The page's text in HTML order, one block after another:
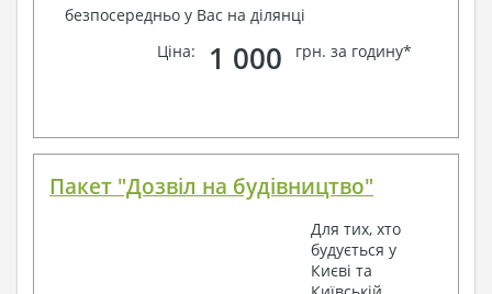
безпосередньо у Вас на ділянці
Ціна:
1 000 грн. за годину*
Пакет "Дозвіл на будівництво"
Для тих, хто
будується у
Києві та